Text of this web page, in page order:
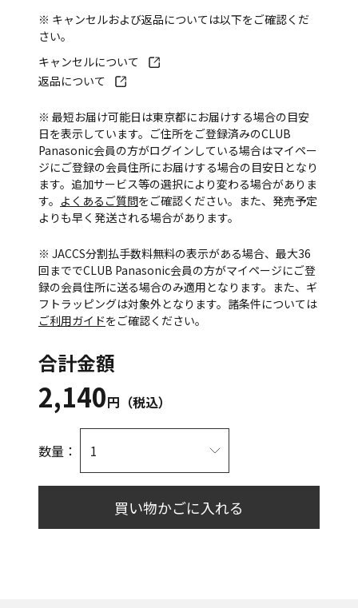
※ キャンセルおよび返品については以下をご確認くだ
さい。
キャンセルについて
返品について
※ 最短お届け可能日は東京都にお届けする場合の目安
日を表示しています。ご住所をご登録済みのCLUB
Panasonic会員の方がログインしている場合はマイペー
ジにご登録の会員住所にお届けする場合の目安日となり
ます。追加サービス等の選択により変わる場合がありま
す。 よくあるご質問をご確認ください。また、発売予定
よりも早く発送される場合があります。
※ JACCS分割払手数料無料の表示がある場合、最大36
回まででCLUB Panasonic会員の方がマイページにご登
録の会員住所に送る場合のみ適用となります。また、ギ
フトラッピングは対象外となります。諸条件については
ご利用ガイドをご確認ください。
合計金額
2,140円（税込）
数量：
買い物かごに入れる